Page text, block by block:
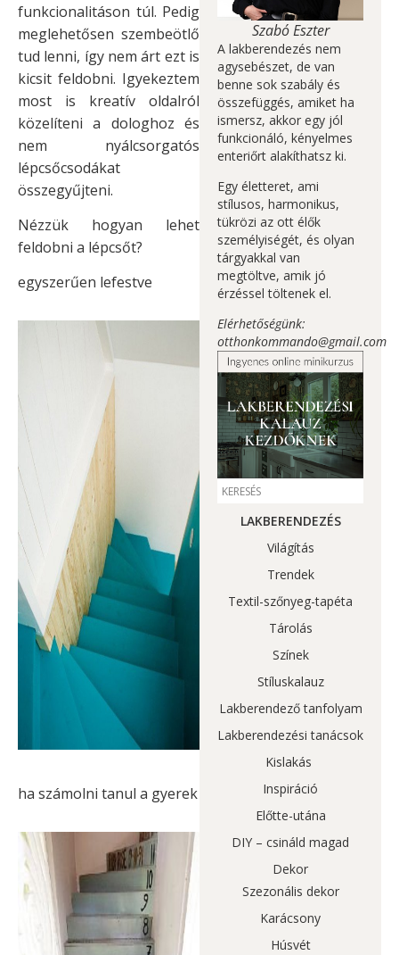
funkcionalitáson túl. Pedig
meglehetősen szembeötlő
tud lenni, így nem árt ezt is
kicsit feldobni. Igyekeztem
most is kreatív oldalról
közelíteni a dologhoz és
nem nyálcsorgatós
lépcsőcsodákat
összegyűjteni.
Nézzük hogyan lehet
feldobni a lépcsőt?
egyszerűen lefestve
ha számolni tanul a gyerek
Szabó Eszter
A lakberendezés nem
agysebészet, de van
benne sok szabály és
összefüggés, amiket ha
ismersz, akkor egy jól
funkcionáló, kényelmes
enteriőrt alakíthatsz ki.
Egy életteret, ami
stílusos, harmonikus,
tükrözi az ott élők
személyiségét, és olyan
tárgyakkal van
megtöltve, amik jó
érzéssel töltenek el.
Elérhetőségünk:
otthonkommando@gmail.com
LAKBERENDEZÉS
Világítás
Trendek
Textil-szőnyeg-tapéta
Tárolás
Színek
Stíluskalauz
Lakberendező tanfolyam
Lakberendezési tanácsok
Kislakás
Inspiráció
Előtte-utána
DIY – csináld magad
Dekor
Szezonális dekor
Karácsony
Húsvét